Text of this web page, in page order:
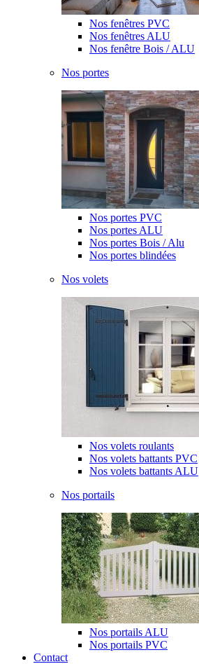
Nos fenêtres PVC
Nos fenêtres ALU
Nos fenêtre Bois / ALU
Nos portes
Nos portes PVC
Nos portes ALU
Nos portes Bois / Alu
Nos portes blindées
Nos volets
Nos volets roulants
Nos volets battants PVC
Nos volets battants ALU
Nos portails
Nos portails ALU
Nos portails PVC
Contact